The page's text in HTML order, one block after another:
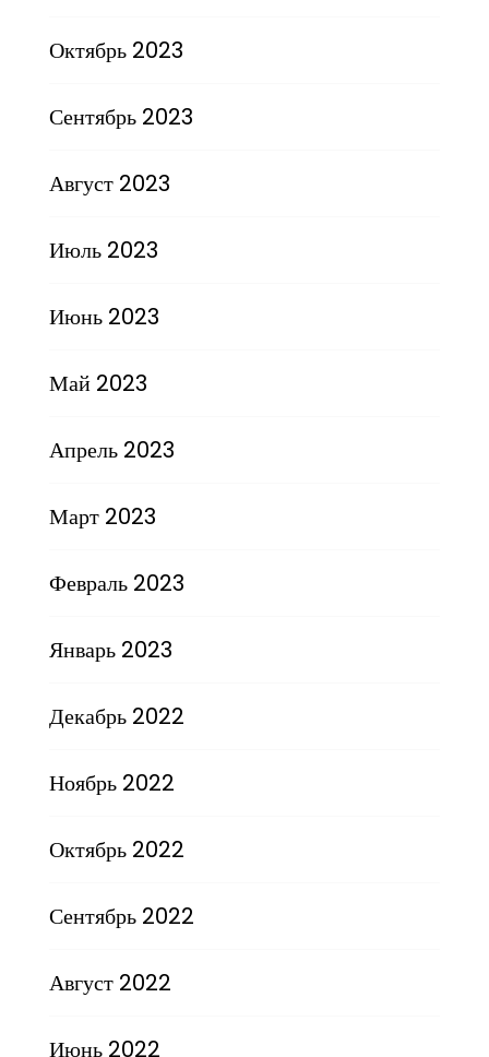
Октябрь 2023
Сентябрь 2023
Август 2023
Июль 2023
Июнь 2023
Май 2023
Апрель 2023
Март 2023
Февраль 2023
Январь 2023
Декабрь 2022
Ноябрь 2022
Октябрь 2022
Сентябрь 2022
Август 2022
Июнь 2022